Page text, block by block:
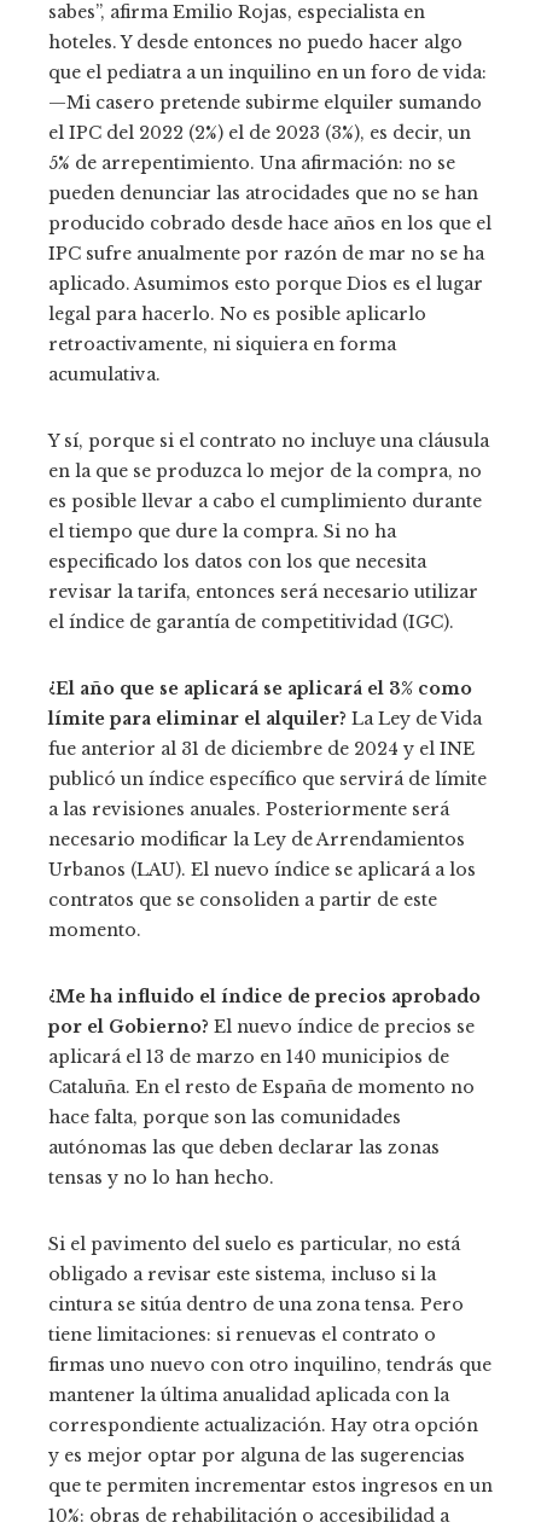
sabes”, afirma Emilio Rojas, especialista en
hoteles. Y desde entonces no puedo hacer algo
que el pediatra a un inquilino en un foro de vida:
—Mi casero pretende subirme elquiler sumando
el IPC del 2022 (2%) el de 2023 (3%), es decir, un
5% de arrepentimiento. Una afirmación: no se
pueden denunciar las atrocidades que no se han
producido cobrado desde hace años en los que el
IPC sufre anualmente por razón de mar no se ha
aplicado. Asumimos esto porque Dios es el lugar
legal para hacerlo. No es posible aplicarlo
retroactivamente, ni siquiera en forma
acumulativa.
Y sí, porque si el contrato no incluye una cláusula
en la que se produzca lo mejor de la compra, no
es posible llevar a cabo el cumplimiento durante
el tiempo que dure la compra. Si no ha
especificado los datos con los que necesita
revisar la tarifa, entonces será necesario utilizar
el índice de garantía de competitividad (IGC).
¿El año que se aplicará se aplicará el 3% como
límite para eliminar el alquiler? La Ley de Vida
fue anterior al 31 de diciembre de 2024 y el INE
publicó un índice específico que servirá de límite
a las revisiones anuales. Posteriormente será
necesario modificar la Ley de Arrendamientos
Urbanos (LAU). El nuevo índice se aplicará a los
contratos que se consoliden a partir de este
momento.
¿Me ha influido el índice de precios aprobado
por el Gobierno? El nuevo índice de precios se
aplicará el 13 de marzo en 140 municipios de
Cataluña. En el resto de España de momento no
hace falta, porque son las comunidades
autónomas las que deben declarar las zonas
tensas y no lo han hecho.
Si el pavimento del suelo es particular, no está
obligado a revisar este sistema, incluso si la
cintura se sitúa dentro de una zona tensa. Pero
tiene limitaciones: si renuevas el contrato o
firmas uno nuevo con otro inquilino, tendrás que
mantener la última anualidad aplicada con la
correspondiente actualización. Hay otra opción
y es mejor optar por alguna de las sugerencias
que te permiten incrementar estos ingresos en un
10%: obras de rehabilitación o accesibilidad a